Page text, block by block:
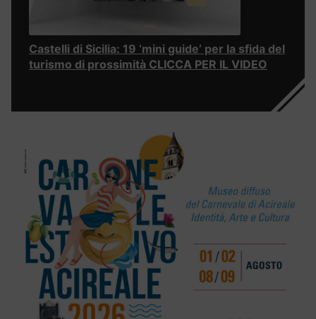
Castelli di Sicilia: 19 ‘mini guide’ per la sfida del
turismo di prossimità CLICCA PER IL VIDEO